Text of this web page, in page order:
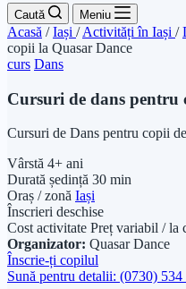
Caută Meniu
Acasă / Iași / Activități în Iași /
copii la Quasar Dance
curs Dans
Cursuri de dans pentru
Cursuri de Dans pentru copii
Vârstă 4+ ani
Durată ședință 30 min
Oraș / zonă Iași
Înscrieri deschise
Cost activitate Preț variabil / la
Organizator: Quasar Dance
Înscrie-ți copilul
Sună pentru detalii: (0730) 534